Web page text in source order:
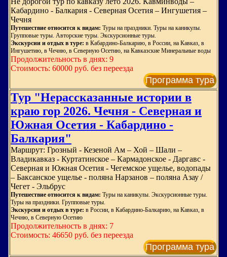
Кабардино - Балкария - Северная Осетия – Ингушетия –
Чечня
Путешествие относится к видам: Туры на праздники. Туры на каникулы.
Групповые туры. Авторские туры. Экскурсионные туры.
Экскурсии и отдых в туре: в Кабардино-Балкарию, в России, на Кавказ, в
Ингушетию, в Чечню, в Северную Осетию, на Кавказские Минеральные воды
Продолжительность в днях: 9
Стоимость: 60000 руб. без переезда
Программа тура
Тур "Нерассказанные истории в
краю гор 2026. Чечня - Северная и
Южная Осетия - Кабардино -
Балкария"
Маршрут: Грозный - Кезеной Ам – Хой – Шали –
Владикавказ - Куртатинское – Кармадонское - Даргавс -
Северная и Южная Осетия - Чегемское ущелье, водопады
– Баксанское ущелье - поляна Нарзанов – поляна Азау /
Чегет - Эльбрус
Путешествие относится к видам: Туры на каникулы. Экскурсионные туры.
Туры на праздники. Групповые туры.
Экскурсии и отдых в туре: в России, в Кабардино-Балкарию, на Кавказ, в
Чечню, в Северную Осетию
Продолжительность в днях: 7
Стоимость: 46650 руб. без переезда
Программа тура